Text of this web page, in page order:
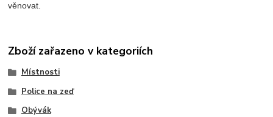
věnovat.
Zboží zařazeno v kategoriích
Místnosti
Police na zeď
Obývák